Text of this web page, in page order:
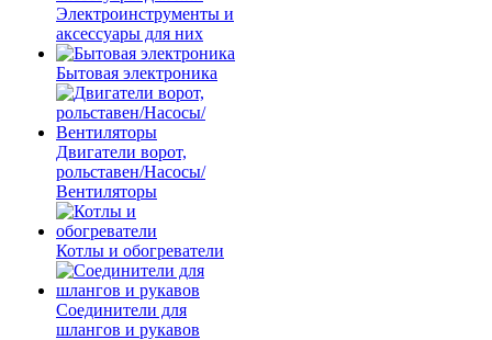
Электроинструменты и
аксессуары для них
Бытовая электроника
Двигатели ворот,
рольставен/Насосы/
Вентиляторы
Котлы и обогреватели
Соединители для
шлангов и рукавов